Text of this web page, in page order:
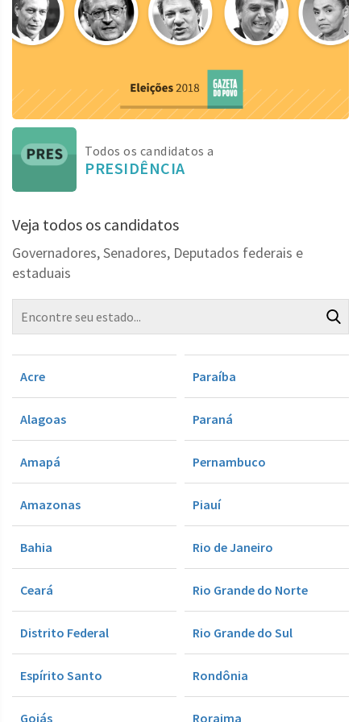
Todos os candidatos a
PRESIDÊNCIA
Veja todos os candidatos
Governadores, Senadores, Deputados federais e
estaduais
Acre
Alagoas
Amapá
Amazonas
Bahia
Ceará
Distrito Federal
Espírito Santo
Goiás
Paraíba
Paraná
Pernambuco
Piauí
Rio de Janeiro
Rio Grande do Norte
Rio Grande do Sul
Rondônia
Roraima